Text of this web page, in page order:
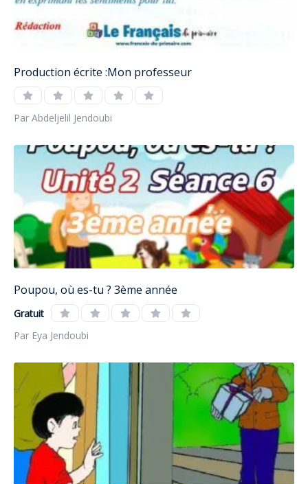
Production écrite :Mon professeur
Par Abdeljelil Jendoubi
Poupou, où es-tu ? 3ème année
Gratuit
Par Eya Jendoubi